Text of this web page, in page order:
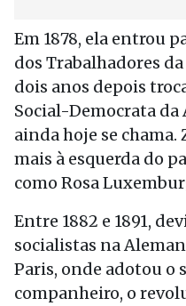
Em 1878, ela entrou
dos Trabalhadores
dois anos depois
Social-Democrata da
ainda hoje se
mais à esquerda do
como Rosa
Entre 1882 e 1891,
socialistas na
Paris, onde adotou o
companheiro, o